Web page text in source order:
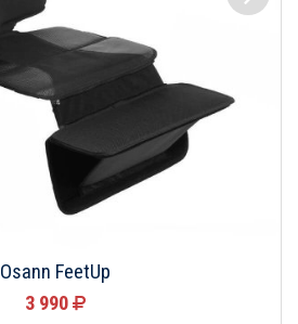
Osann FeetUp
3 990